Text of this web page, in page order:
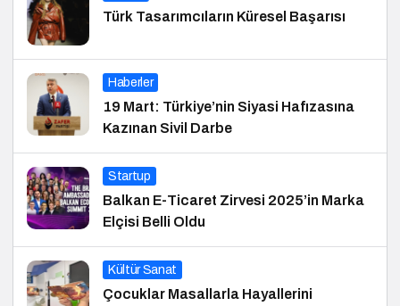
Türk Tasarımcıların Küresel Başarısı
Haberler
19 Mart: Türkiye’nin Siyasi Hafızasına
Kazınan Sivil Darbe
Startup
Balkan E-Ticaret Zirvesi 2025’in Marka
Elçisi Belli Oldu
Kültür Sanat
Çocuklar Masallarla Hayallerini